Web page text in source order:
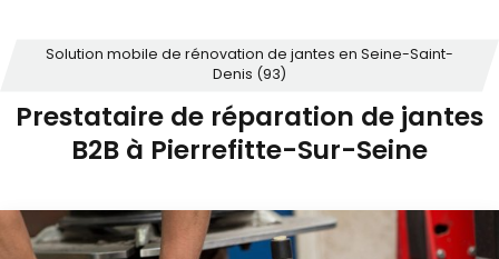
Prestataire de réparation de jantes
B2B à Pierrefitte-Sur-Seine
Solution mobile de rénovation de jantes en Seine-Saint-
Denis (93)